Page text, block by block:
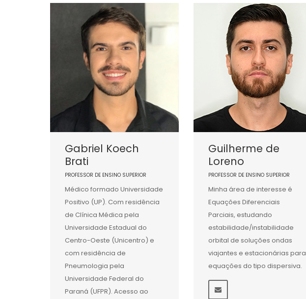
Gabriel Koech
Brati
PROFESSOR DE ENSINO SUPERIOR
Médico formado Universidade
Positivo (UP). Com residência
de Clínica Médica pela
Universidade Estadual do
Centro-Oeste (Unicentro) e
com residência de
Pneumologia pela
Universidade Federal do
Paraná (UFPR). Acesso ao
Guilherme de
Loreno
PROFESSOR DE ENSINO SUPERIOR
Minha área de interesse é
Equações Diferenciais
Parciais, estudando
estabilidade/instabilidade
orbital de soluções ondas
viajantes e estacionárias para
equações do tipo dispersiva.